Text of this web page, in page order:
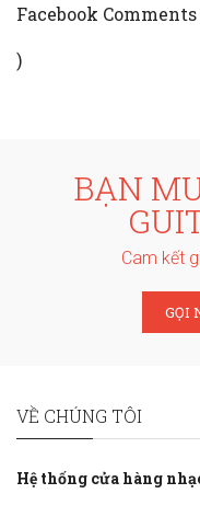
Facebook Comments
)
BẠN
Cam kết
GỌI
VỀ CHÚNG TÔI
Hệ thống cửa hàng